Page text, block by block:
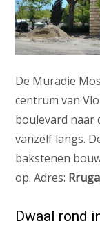
De Muradie
centrum van
boulevard naar
vanzelf langs.
bakstenen
op. Adres:
Dwaal rond